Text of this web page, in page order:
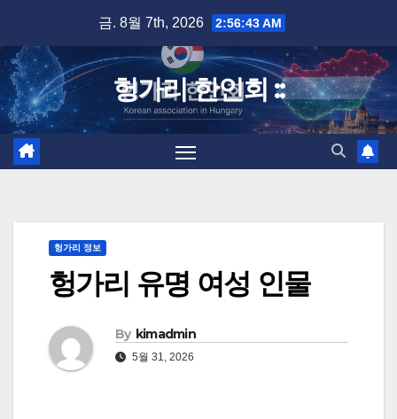
content
금. 8월 7th, 2026 2:56:44 AM
헝가리 한인회 ::
헝가리 정보
헝가리 유명 여성 인물
By kimadmin
5월 31, 2026